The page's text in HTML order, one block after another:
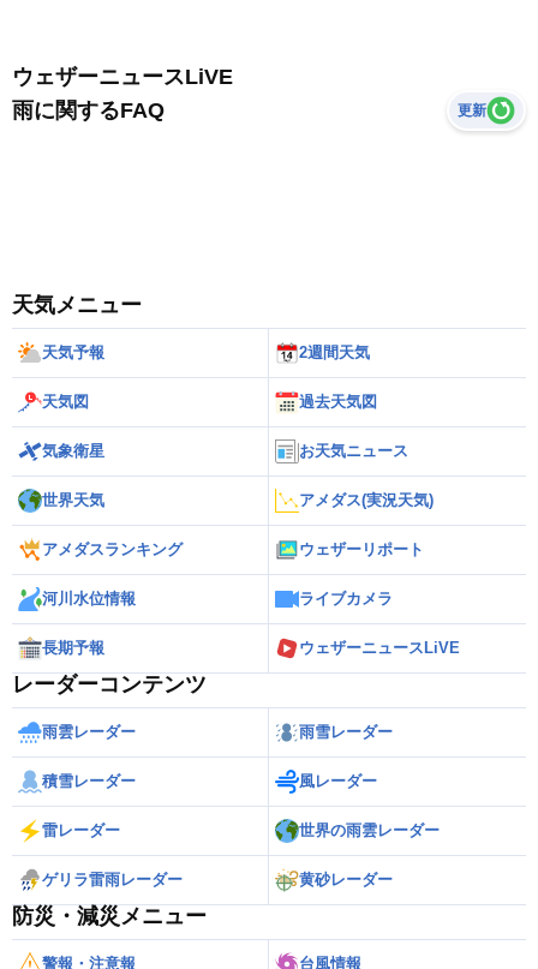
ウェザーニュースLiVE
雨に関するFAQ
更新
天気メニュー
天気予報 2週間天気
天気図 過去天気図
気象衛星 お天気ニュース
世界天気 アメダス(実況天気)
アメダスランキング ウェザーリポート
河川水位情報 ライブカメラ
長期予報 ウェザーニュースLiVE
レーダーコンテンツ
雨雲レーダー 雨雪レーダー
積雪レーダー 風レーダー
雷レーダー 世界の雨雲レーダー
ゲリラ雷雨レーダー 黄砂レーダー
防災・減災メニュー
警報・注意報 台風情報